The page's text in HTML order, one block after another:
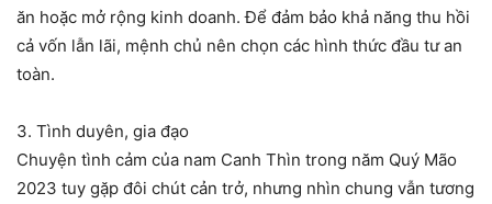
ăn hoặc mở rộng kinh doanh. Để đảm bảo khả năng thu hồi
cả vốn lẫn lãi, mệnh chủ nên chọn các hình thức đầu tư an
toàn.
3. Tình duyên, gia đạo
Chuyện tình cảm của nam Canh Thìn trong năm Quý Mão
2023 tuy gặp đôi chút cản trở, nhưng nhìn chung vẫn tương